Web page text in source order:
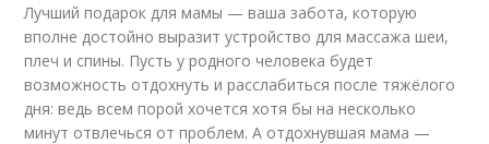
Лучший подарок для мамы — ваша забота, которую
вполне достойно выразит устройство для массажа шеи,
плеч и спины. Пусть у родного человека будет
возможность отдохнуть и расслабиться после тяжёлого
дня: ведь всем порой хочется хотя бы на несколько
минут отвлечься от проблем. А отдохнувшая мама —